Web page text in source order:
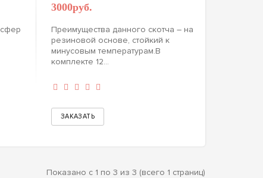
3000руб.
Преимущества данного скотча – на
резиновой основе, стойкий к
минусовым температурам.В
комплекте 12...
Показано с 1 по 3 из 3 (всего 1 страниц)